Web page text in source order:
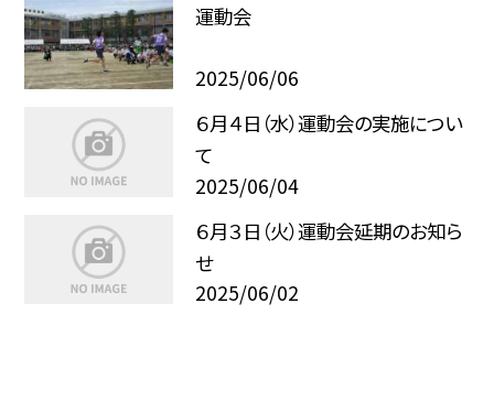
運動会
2025/06/06
６月４日（水）運動会の実施につい
て
2025/06/04
６月３日（火）運動会延期のお知ら
せ
2025/06/02